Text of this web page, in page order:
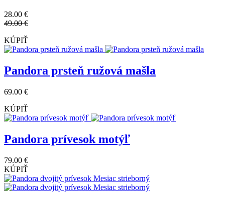
28.00 €
49.00 €
KÚPIŤ
Pandora prsteň ružová mašla
69.00 €
KÚPIŤ
Pandora prívesok motýľ
79.00 €
KÚPIŤ